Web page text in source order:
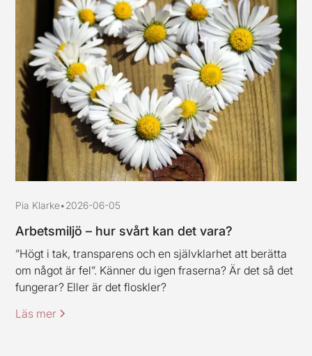
Pia Klarke•2026-06-05
Arbetsmiljö – hur svårt kan det vara?
”Högt i tak, transparens och en självklarhet att berätta
om något är fel”. Känner du igen fraserna? Är det så det
fungerar? Eller är det floskler?
Läs mer